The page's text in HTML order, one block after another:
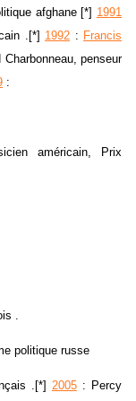
afghane [*] 1991
.[*] 1992 : Francis
penseur
:
américain, Prix
.
politique russe
.[*] 2005: Percy